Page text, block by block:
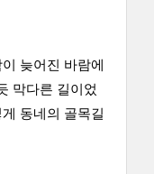
늦어진 바람에
막다른 길이었
동네의 골목길